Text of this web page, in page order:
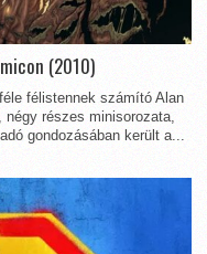
(2010)
félistennek számító Alan
részes minisorozata,
gondozásában került a...